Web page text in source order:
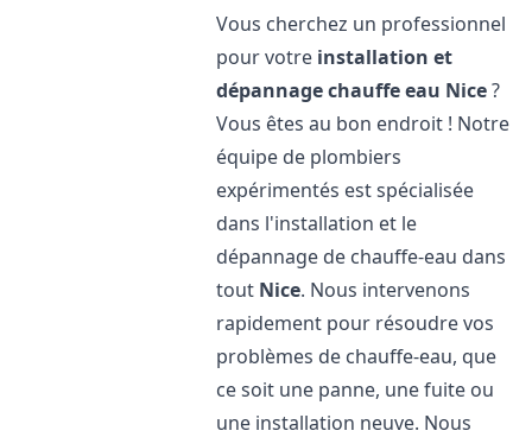
Vous cherchez un professionnel
pour votre installation et
dépannage chauffe eau Nice?
Vous êtes au bon endroit ! Notre
équipe de plombiers
expérimentés est spécialisée
dans l'installation et le
dépannage de chauffe-eau dans
tout Nice. Nous intervenons
rapidement pour résoudre vos
problèmes de chauffe-eau, que
ce soit une panne, une fuite ou
une installation neuve. Nous